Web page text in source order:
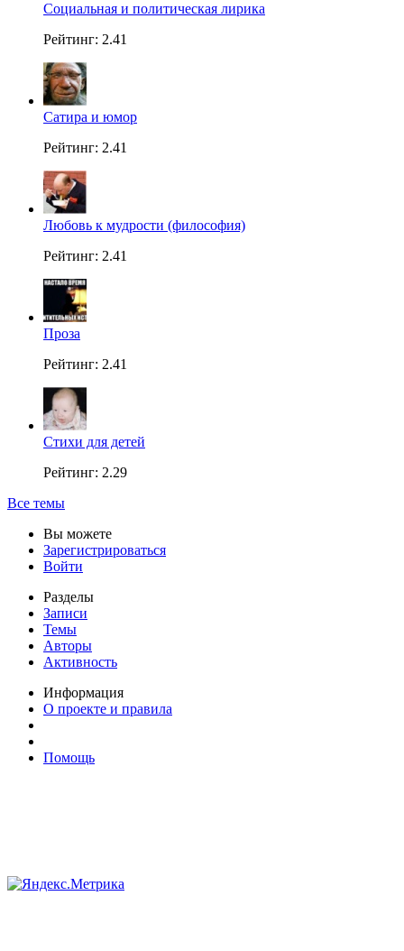
Социальная и политическая лирика
Рейтинг: 2.41
Сатира и юмор
Рейтинг: 2.41
Любовь к мудрости (философия)
Рейтинг: 2.41
Проза
Рейтинг: 2.41
Стихи для детей
Рейтинг: 2.29
Все темы
Вы можете
Зарегистрироваться
Войти
Разделы
Записи
Темы
Авторы
Активность
Информация
О проекте и правила
Помощь